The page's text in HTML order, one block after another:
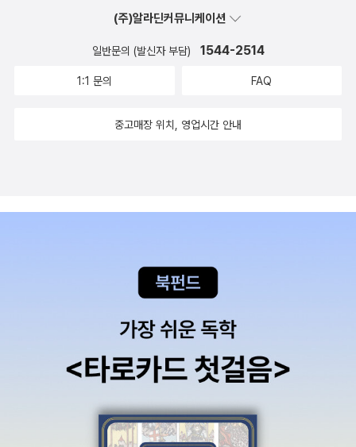
화, 임향옥 교수님께서 쓰신 <This is Kroea>라는 책은 한국 문
에 대한 이야기, 음식이나 음악에 대한 소개는 물론이고 한국식
나이 세기 등에 대한 이야기를 굉장히 쉬운 영어로 풀어놓아 재미
어를 영어로 뭐라 할까?>도 추천해요. 이 책의 매력은 영어권 속
요.p.159독해 실력을 향상시키기 위해 영어책을 읽고 싶으시다
한 문단을 다 읽고 나면 다시 쓰윽 빠르게 눈으로 훑으며 중심 내
용을 머릿속으로 요약해 보는 겁니다. 여기서 핵심은 내용을 잘
나아가기’에서는 초보와 중수를 가리는 숫자 표현, 중수와 고수를
가리는 의문문 등 좀 더 난도 높은 영어를 쉽게 습득할 수 있는 방
법을 소개했고, 마지막 5장 ‘그들은 어떻게 영어 고수가 되었을
터뷰를 소개했다.이들이 말하는 ‘영어공부의 왕도’에 읽어 보면
다.진짜 높은 수준으로 올라가기 위해서는 자신만의 영어 필살기
가 있어야 한다.난 높은 수준이 아니라 기본적인 수준만이라도 되
부했지만 영문법만큼은 탁월한 사람, 외국 법정드라마를 좋아해
는 구석이 된다는 것이다.영어공부는 단어공부의 역사와 같다.단
어의 올바른 뜻과 발음을 끝없이 확인하고 틈틈이 외워야 한다.단
어공부뿐만 아니라 영어공부 전체를 놓고 봐도 영어 실력은 결국
탄탄한 기초가 관건이다.영어 실력을 키우려면 안다고 생각한 것
행어라고 해서 굳이 시간과 노력을 들여 외울 필요는 없다.언젠가
는 사라질 언어들이니까말이다.영어공부를 하는데 구글을 이용
말한다. 바닥을 딛고 더 멀리 헤엄칠 수 있는 힘을 준다. 아무도
모르는 뉴욕/ 이게 내가 뉴욕시를 사랑하고 고맙게 여기는 법을
배운 방식이다. 작가는 뉴욕시의 내밀한 삶과 심장, 영혼을 묘사
는 것'이 목표라고 말한다. 책을 펼치면 앞장에 뉴욕시 전체 지도
량이 3번 애비뉴와 2번 애비뉴 사이 124번 스트리트 병목 구간
간소식에도 이 책 이야기가 나오더라. 뭔가 궁금하던참에 뉴스에
기를 씻어 담아놓을때는 한번 해체를 해야하기 때문에 그때는 자
그마한 드라이버가 필수다. 그리고 전혀 필요없을 줄 알았던 샌드
페이퍼. 일명 사포라 부르는 그것 역시. 화장실 공사하고 변기를
그래서 열심히 화장실문을 열심히 밀었는데 겨울 지나고 여름이
(주)알라딘커뮤니케이션
일반문의 (발신자 부담) 1544-2514
1:1 문의 FAQ
중고매장 위치, 영업시간 안내